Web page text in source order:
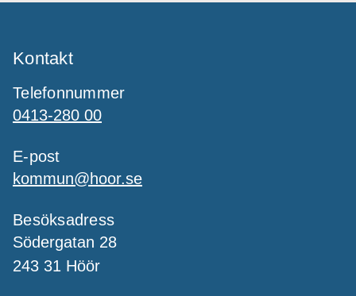
Kontakt
Telefonnummer
0413-280 00
E-post
kommun@hoor.se
Besöksadress
Södergatan 28
243 31 Höör